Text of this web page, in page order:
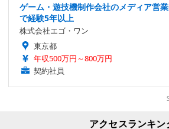
ゲーム・遊技機制作会社のメディア営
で経験5年以上
株式会社エゴ・ワン
東京都
年収500万円～800万円
契約社員
アクセスランキン